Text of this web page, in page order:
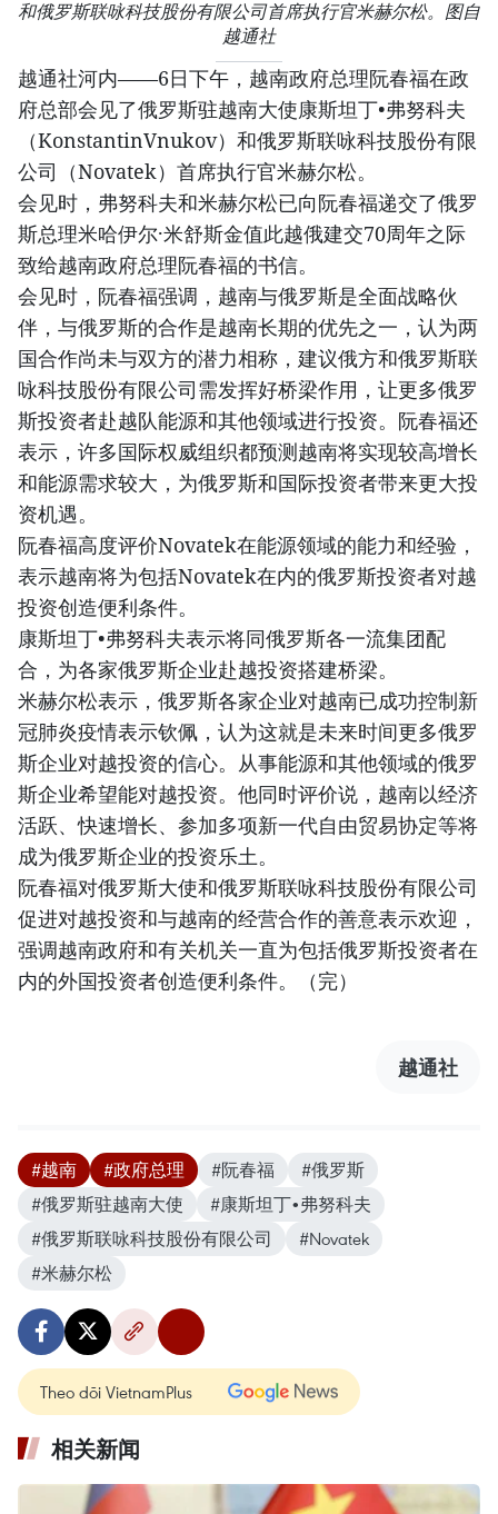
和俄罗斯联咏科技股份有限公司首席执行官米赫尔松。图自
越通社
越通社河内——6日下午，越南政府总理阮春福在政
府总部会见了俄罗斯驻越南大使康斯坦丁•弗努科夫
（KonstantinVnukov）和俄罗斯联咏科技股份有限
公司（Novatek）首席执行官米赫尔松。
会见时，弗努科夫和米赫尔松已向阮春福递交了俄罗
斯总理米哈伊尔·米舒斯金值此越俄建交70周年之际
致给越南政府总理阮春福的书信。
会见时，阮春福强调，越南与俄罗斯是全面战略伙
伴，与俄罗斯的合作是越南长期的优先之一，认为两
国合作尚未与双方的潜力相称，建议俄方和俄罗斯联
咏科技股份有限公司需发挥好桥梁作用，让更多俄罗
斯投资者赴越队能源和其他领域进行投资。阮春福还
表示，许多国际权威组织都预测越南将实现较高增长
和能源需求较大，为俄罗斯和国际投资者带来更大投
资机遇。
阮春福高度评价Novatek在能源领域的能力和经验，
表示越南将为包括Novatek在内的俄罗斯投资者对越
投资创造便利条件。
康斯坦丁•弗努科夫表示将同俄罗斯各一流集团配
合，为各家俄罗斯企业赴越投资搭建桥梁。
米赫尔松表示，俄罗斯各家企业对越南已成功控制新
冠肺炎疫情表示钦佩，认为这就是未来时间更多俄罗
斯企业对越投资的信心。从事能源和其他领域的俄罗
斯企业希望能对越投资。他同时评价说，越南以经济
活跃、快速增长、参加多项新一代自由贸易协定等将
成为俄罗斯企业的投资乐土。
阮春福对俄罗斯大使和俄罗斯联咏科技股份有限公司
促进对越投资和与越南的经营合作的善意表示欢迎，
强调越南政府和有关机关一直为包括俄罗斯投资者在
内的外国投资者创造便利条件。（完）
越通社
#越南 #政府总理 #阮春福
#俄罗斯
#俄罗斯驻越南大使
#康斯坦丁•弗努科夫
#俄罗斯联咏科技股份有限公司
#Novatek
#米赫尔松
Theo dõi VietnamPlus
相关新闻